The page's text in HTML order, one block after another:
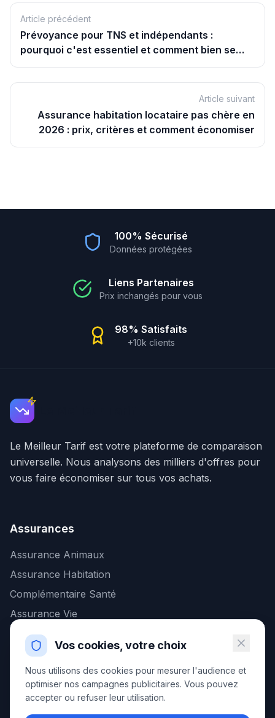
Article précédent
Prévoyance pour TNS et indépendants :
pourquoi c'est essentiel et comment bien se
protéger en 2026
Article suivant
Assurance habitation locataire pas chère en
2026 : prix, critères et comment économiser
100% Sécurisé
Données protégées
Liens Partenaires
Prix inchangés pour vous
98% Satisfaits
+10k clients
Le Meilleur Tarif est votre plateforme de comparaison
universelle. Nous analysons des milliers d'offres pour
vous faire économiser sur tous vos achats.
Assurances
Assurance Animaux
Assurance Habitation
Complémentaire Santé
Assurance Vie
Banque & Finance
Placements (PER)
Vos cookies, votre choix
Nous utilisons des cookies pour mesurer l'audience et
optimiser nos campagnes publicitaires. Vous pouvez
accepter ou refuser leur utilisation.